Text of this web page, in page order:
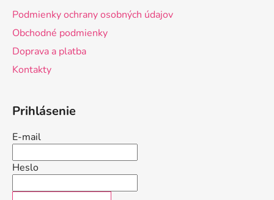
Podmienky ochrany osobných údajov
Obchodné podmienky
Doprava a platba
Kontakty
Prihlásenie
E-mail
Heslo